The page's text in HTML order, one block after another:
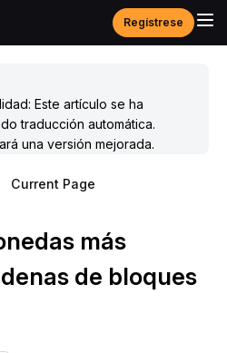
Regístrese
Este artículo se ha
traducción automática.
una versión mejorada.
Current Page
más
de bloques